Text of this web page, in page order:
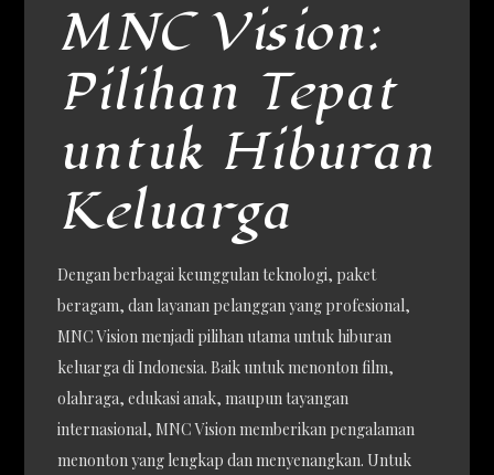
MNC Vision:
Pilihan Tepat
untuk Hiburan
Keluarga
Dengan berbagai keunggulan teknologi, paket
beragam, dan layanan pelanggan yang profesional,
MNC Vision menjadi pilihan utama untuk hiburan
keluarga di Indonesia. Baik untuk menonton film,
olahraga, edukasi anak, maupun tayangan
internasional, MNC Vision memberikan pengalaman
menonton yang lengkap dan menyenangkan. Untuk